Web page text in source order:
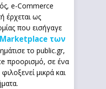
e-Commerce
έρχεται ως
που εισήγαγε
Marketplace των
το public.gr,
προορισμό, σε ένα
μικρά και